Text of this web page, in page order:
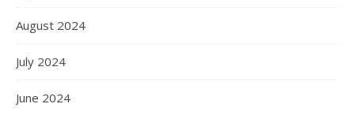
August 2024
July 2024
June 2024